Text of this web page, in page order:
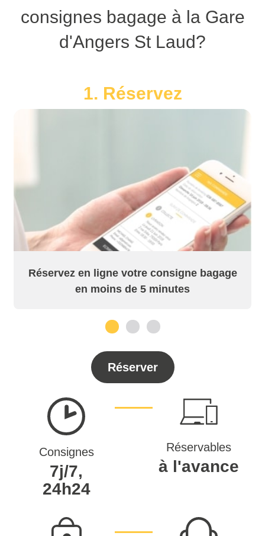
consignes bagage à la Gare
d'Angers St Laud?
1. Réservez
Réservez en ligne votre consigne bagage
en moins de 5 minutes
Réserver
Consignes
7j/7,
24h24
Réservables
à l'avance